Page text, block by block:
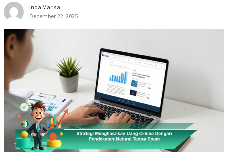
Inda Marisa
December 22, 2025